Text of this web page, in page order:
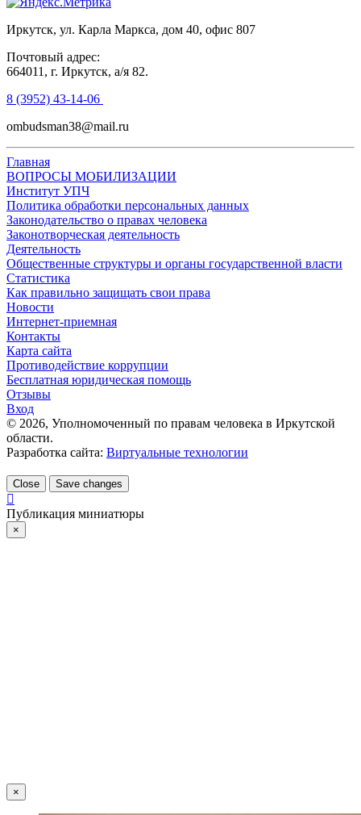
Иркутск, ул. Карла Маркса, дом 40, офис 807
Почтовый адрес:
664011, г. Иркутск, а/я 82.
8 (3952) 43-14-06
ombudsman38@mail.ru
Главная
ВОПРОСЫ МОБИЛИЗАЦИИ
Институт УПЧ
Политика обработки персональных данных
Законодательство о правах человека
Законотворческая деятельность
Деятельность
Общественные структуры и органы государственной власти
Статистика
Как правильно защищать свои права
Новости
Интернет-приемная
Контакты
Карта сайта
Противодействие коррупции
Бесплатная юридическая помощь
Отзывы
Вход
© 2026, Уполномоченный по правам человека в Иркутской
области.
Разработка сайта: Виртуальные технологии
Close Save changes
Публикация миниатюры
×
×